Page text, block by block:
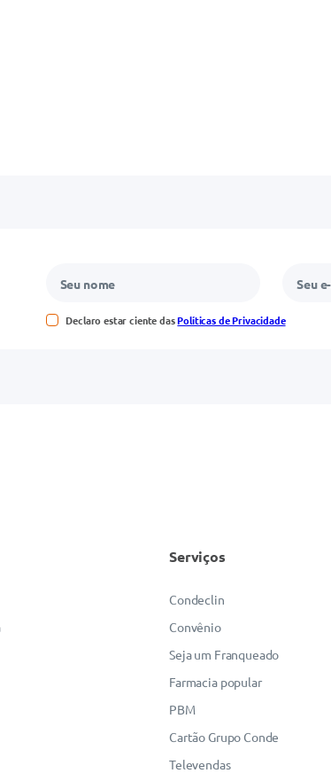
Declaro estar ciente dasPolíticas de Privacidade
Serviços
Condeclin
Convênio
Seja um Franqueado
Farmacia popular
PBM
Cartão Grupo Conde
Televendas